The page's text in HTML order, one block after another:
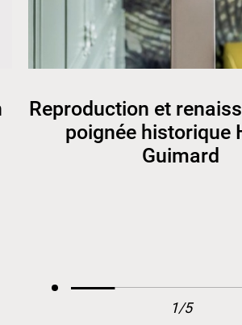
Reproduction et
poignée historique
Guimard
1/5